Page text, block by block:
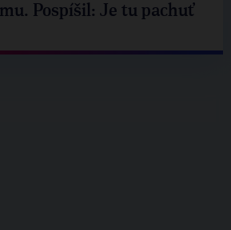
Pospíšil: Je tu pachuť